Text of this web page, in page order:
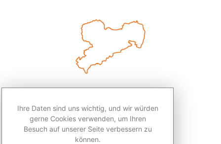
Ihre Daten sind uns wichtig, und wir würden
gerne Cookies verwenden, um Ihren
Besuch auf unserer Seite verbessern zu
können.